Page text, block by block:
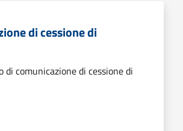
di cessione di
di comunicazione di cessione di